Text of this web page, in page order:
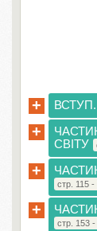
+
+
СВІТУ
+
стр. 115 -
+
стр. 153